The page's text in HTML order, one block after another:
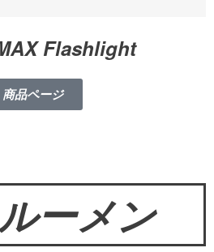
Flashlight
商品ページ
ーメン